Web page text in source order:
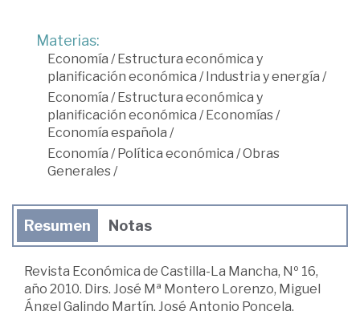
Materias:
Economía /Estructura económica y
planificación económica /Industria y energía /
Economía /Estructura económica y
planificación económica /Economías /
Economía española /
Economía /Política económica /Obras
Generales /
Resumen Notas
Revista Económica de Castilla-La Mancha, Nº 16,
año 2010. Dirs. José Mª Montero Lorenzo, Miguel
Ángel Galindo Martín, José Antonio Poncela.